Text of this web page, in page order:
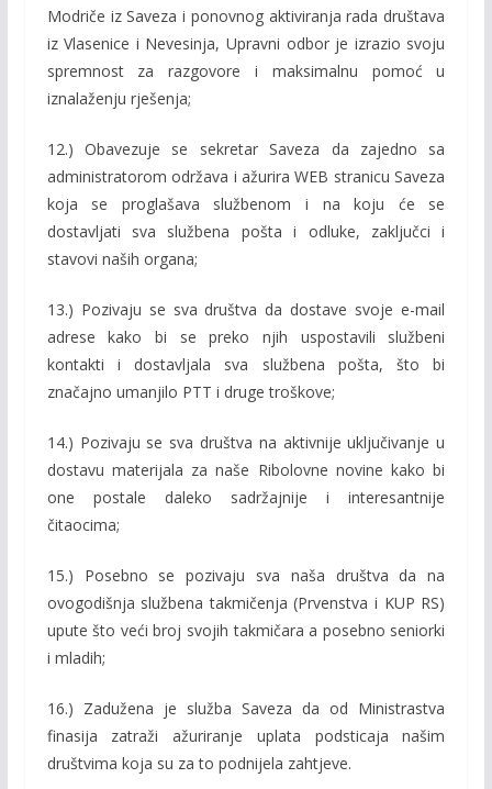
Modriče iz Saveza i ponovnog aktiviranja rada društava
iz Vlasenice i Nevesinja, Upravni odbor je izrazio svoju
spremnost za razgovore i maksimalnu pomoć u
iznalaženju rješenja;
12.) Obavezuje se sekretar Saveza da zajedno sa
administratorom održava i ažurira WEB stranicu Saveza
koja se proglašava službenom i na koju će se
dostavljati sva službena pošta i odluke, zaključci i
stavovi naših organa;
13.) Pozivaju se sva društva da dostave svoje e-mail
adrese kako bi se preko njih uspostavili službeni
kontakti i dostavljala sva službena pošta, što bi
značajno umanjilo PTT i druge troškove;
14.) Pozivaju se sva društva na aktivnije uključivanje u
dostavu materijala za naše Ribolovne novine kako bi
one postale daleko sadržajnije i interesantnije
čitaocima;
15.) Posebno se pozivaju sva naša društva da na
ovogodišnja službena takmičenja (Prvenstva i KUP RS)
upute što veći broj svojih takmičara a posebno seniorki
i mladih;
16.) Zadužena je služba Saveza da od Ministrastva
finasija zatraži ažuriranje uplata podsticaja našim
društvima koja su za to podnijela zahtjeve.